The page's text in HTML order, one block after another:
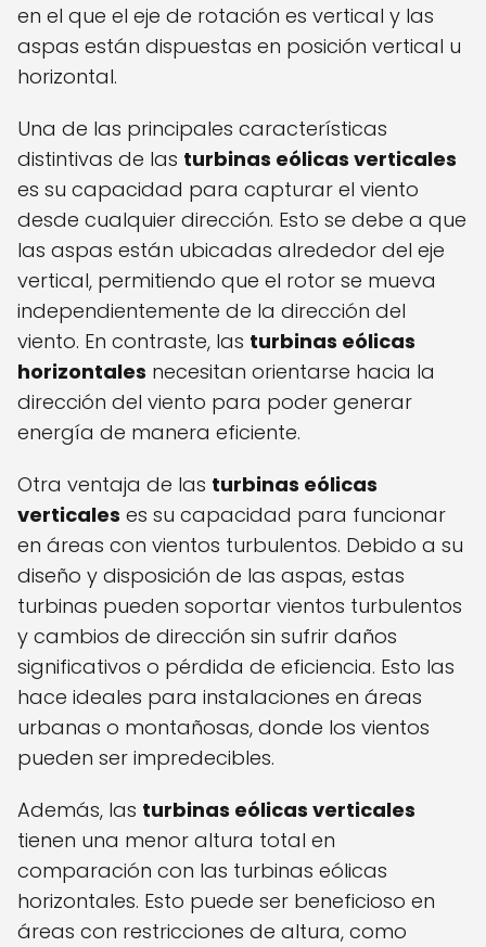
en el que el eje de rotación es vertical y las
aspas están dispuestas en posición vertical u
horizontal.
Una de las principales características
distintivas de las turbinas eólicas verticales
es su capacidad para capturar el viento
desde cualquier dirección. Esto se debe a que
las aspas están ubicadas alrededor del eje
vertical, permitiendo que el rotor se mueva
independientemente de la dirección del
viento. En contraste, las turbinas eólicas
horizontales necesitan orientarse hacia la
dirección del viento para poder generar
energía de manera eficiente.
Otra ventaja de las turbinas eólicas
verticales es su capacidad para funcionar
en áreas con vientos turbulentos. Debido a su
diseño y disposición de las aspas, estas
turbinas pueden soportar vientos turbulentos
y cambios de dirección sin sufrir daños
significativos o pérdida de eficiencia. Esto las
hace ideales para instalaciones en áreas
urbanas o montañosas, donde los vientos
pueden ser impredecibles.
Además, las turbinas eólicas verticales
tienen una menor altura total en
comparación con las turbinas eólicas
horizontales. Esto puede ser beneficioso en
áreas con restricciones de altura, como